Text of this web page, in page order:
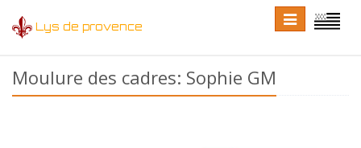
Lys de provence
Toggle
language
Toggle
navigation
Moulure des cadres: Sophie GM